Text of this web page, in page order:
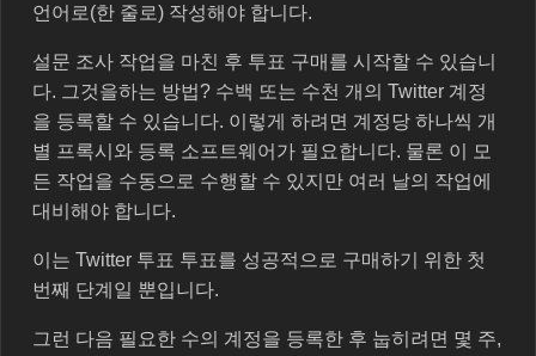
언어로(한 줄로) 작성해야 합니다.
설문 조사 작업을 마친 후 투표 구매를 시작할 수 있습니
다. 그것을하는 방법? 수백 또는 수천 개의 Twitter 계정
을 등록할 수 있습니다. 이렇게 하려면 계정당 하나씩 개
별 프록시와 등록 소프트웨어가 필요합니다. 물론 이 모
든 작업을 수동으로 수행할 수 있지만 여러 날의 작업에
대비해야 합니다.
이는 Twitter 투표 투표를 성공적으로 구매하기 위한 첫
번째 단계일 뿐입니다.
그런 다음 필요한 수의 계정을 등록한 후 눕히려면 몇 주,